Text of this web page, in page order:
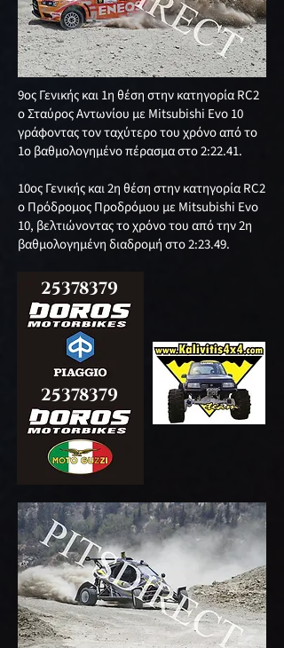
9ος Γενικής και 1η θέση στην κατηγορία RC2
ο Σταύρος Αντωνίου με Mitsubishi Evo 10
γράφοντας τον ταχύτερο του χρόνο από το
1ο βαθμολογημένο πέρασμα στο 2:22.41.
10ος Γενικής και 2η θέση στην κατηγορία RC2
ο Πρόδρομος Προδρόμου με Mitsubishi Evo
10, βελτιώνοντας το χρόνο του από την 2η
βαθμολογημένη διαδρομή στο 2:23.49.
25378379
25378379